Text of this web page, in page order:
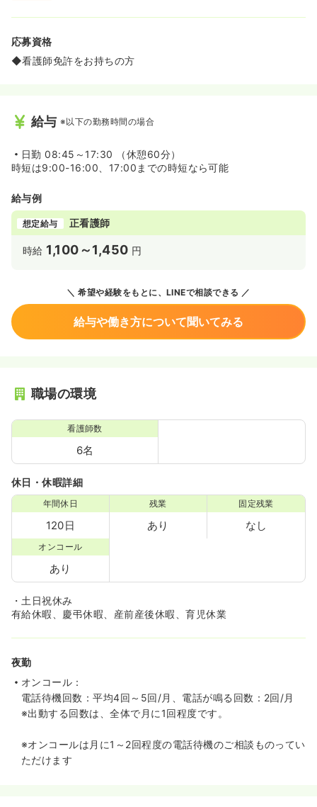
応募資格
◆看護師免許をお持ちの方
給与 ※以下の勤務時間の場合
日勤 08:45～17:30 （休憩60分）
時短は9:00-16:00、17:00までの時短なら可能
給与例
想定給与 正看護師
時給 1,100～1,450 円
希望や経験をもとに、LINEで相談できる
給与や働き方について聞いてみる
職場の環境
看護師数
6名
休日・休暇詳細
年間休日
120日
残業
あり
固定残業
なし
オンコール
あり
・土日祝休み
有給休暇、慶弔休暇、産前産後休暇、育児休業
夜勤
オンコール：
電話待機回数：平均4回～5回/月、電話が鳴る回数：2回/月
※出動する回数は、全体で月に1回程度です。
※オンコールは月に1～2回程度の電話待機のご相談ものってい
ただけます